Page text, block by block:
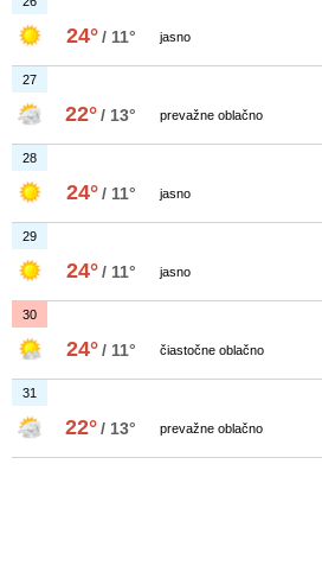
24° / 11° jasno
27
22°/ 13° prevažne oblačno
28
24° / 11° jasno
29
24° / 11° jasno
30
24° / 11° čiastočne oblačno
31
22°/ 13° prevažne oblačno